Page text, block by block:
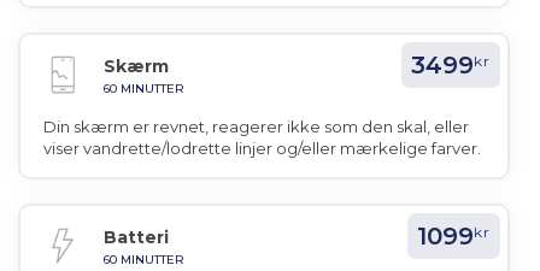
Skærm
60 MINUTTER
3499kr
Din skærm er revnet, reagerer ikke som den skal, eller
viser vandrette/lodrette linjer og/eller mærkelige farver.
Batteri
60 MINUTTER
1099kr